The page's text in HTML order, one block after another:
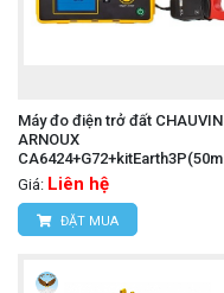
Máy đo điện trở đất CHAUVIN
ARNOUX
CA6424+G72+kitEarth3P(50m
(0.05-50.00 kΩ)
Giá: Liên hệ
ĐẶT MUA